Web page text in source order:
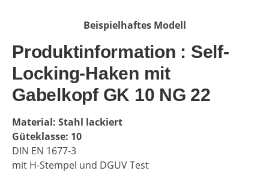
Beispielhaftes Modell
Produktinformation : Self-
Locking-Haken mit
Gabelkopf GK 10 NG 22
Material: Stahl lackiert
Güteklasse: 10
DIN EN 1677-3
mit H-Stempel und DGUV Test